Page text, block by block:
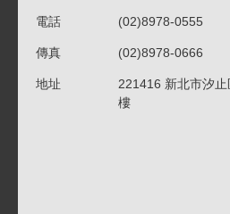
電話 (02)8978-0555
傳真 (02)8978-0666
地址
221416 新北市汐
樓